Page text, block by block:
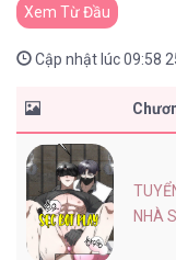
Xem Từ Đầu
Cập nhật lúc 09:58
NHÀ